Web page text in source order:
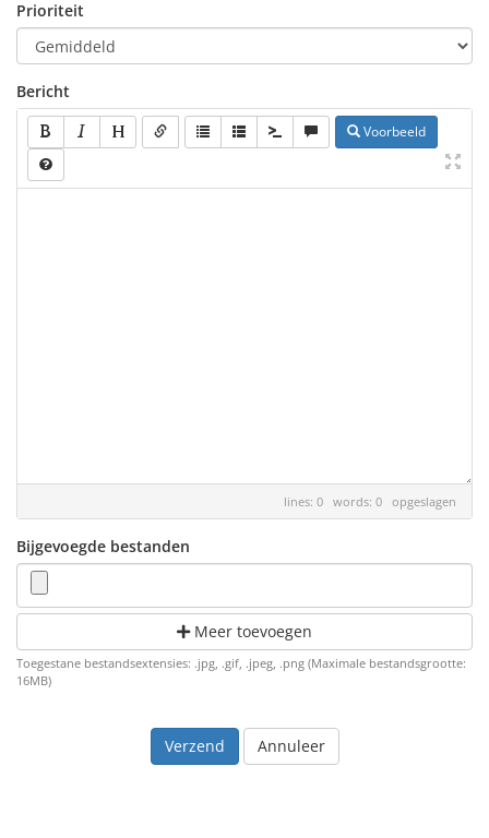
Prioriteit
Bericht
Voorbeeld
lines: 0 words: 0 opgeslagen
Bijgevoegde bestanden
Meer toevoegen
Toegestane bestandsextensies: .jpg, .gif, .jpeg, .png (Maximale bestandsgrootte:
16MB)
Annuleer